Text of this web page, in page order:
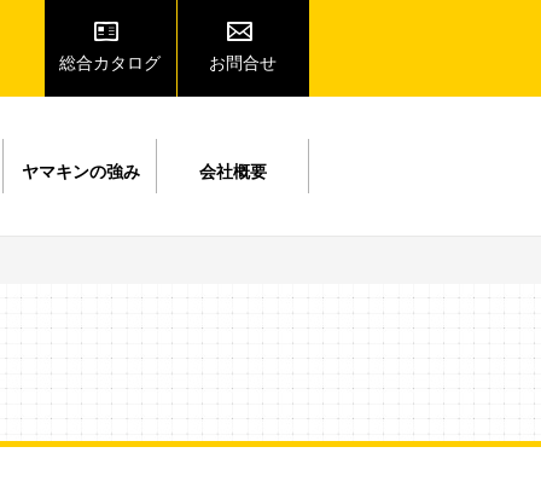
総合カタログ お問合せ
ヤマキンの強み 会社概要